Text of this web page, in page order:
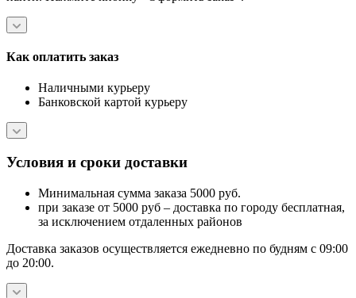
Как оплатить заказ
Наличными курьеру
Банковской картой курьеру
Условия и сроки доставки
Минимальная сумма заказа 5000 руб.
при заказе от 5000 руб – доставка по городу бесплатная,
за исключением отдаленных районов
Доставка заказов осуществляется ежедневно по будням с 09:00
до 20:00.